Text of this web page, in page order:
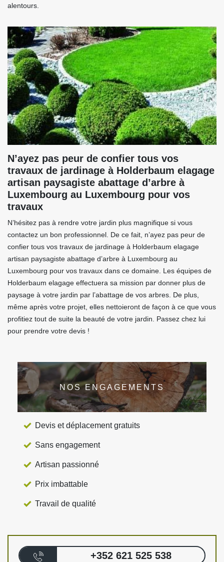
alentours.
N’ayez pas peur de confier tous vos
travaux de jardinage à Holderbaum elagage
artisan paysagiste abattage d’arbre à
Luxembourg au Luxembourg pour vos
travaux
N’hésitez pas à rendre votre jardin plus magnifique si vous
contactez un bon professionnel. De ce fait, n’ayez pas peur de
confier tous vos travaux de jardinage à Holderbaum elagage
artisan paysagiste abattage d’arbre à Luxembourg au
Luxembourg pour vos travaux dans ce domaine. Les équipes de
Holderbaum elagage effectuera sa mission par donner plus de
paysage à votre jardin par l’abattage de vos arbres. De plus,
même après votre projet, elles nettoieront de façon à ce que vous
profitiez tout de suite la beauté de votre jardin. Passez chez lui
pour prendre votre devis !
NOS ENGAGEMENTS
Devis et déplacement gratuits
Sans engagement
Artisan passionné
Prix imbattable
Travail de qualité
+352 621 525 538